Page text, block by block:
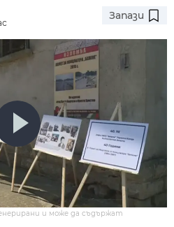
Запази
и може да съдържат